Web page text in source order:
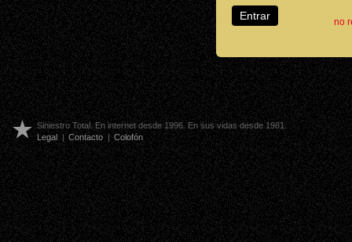
no
Siniestro Total. En internet desde 1996. En sus vidas desde 1981.
Legal | Contacto | Colofón